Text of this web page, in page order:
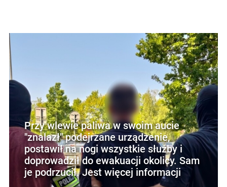
Przy wlewie paliwa w swoim aucie
"znalazł" podejrzane urządzenie,
postawił na nogi wszystkie służby i
doprowadził do ewakuacji okolicy. Sam
je podrzucił. Jest więcej informacji